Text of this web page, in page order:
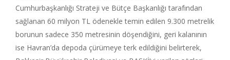
Cumhurbaşkanlığı Strateji ve Bütçe Başkanlığı tarafından
sağlanan 60 milyon TL ödenekle temin edilen 9.300 metrelik
borunun sadece 350 metresinin döşendiğini, geri kalanının
ise Havran’da depoda çürümeye terk edildiğini belirterek,